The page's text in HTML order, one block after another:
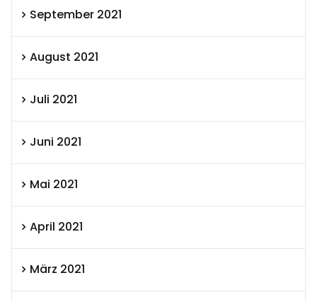
September 2021
August 2021
Juli 2021
Juni 2021
Mai 2021
April 2021
März 2021